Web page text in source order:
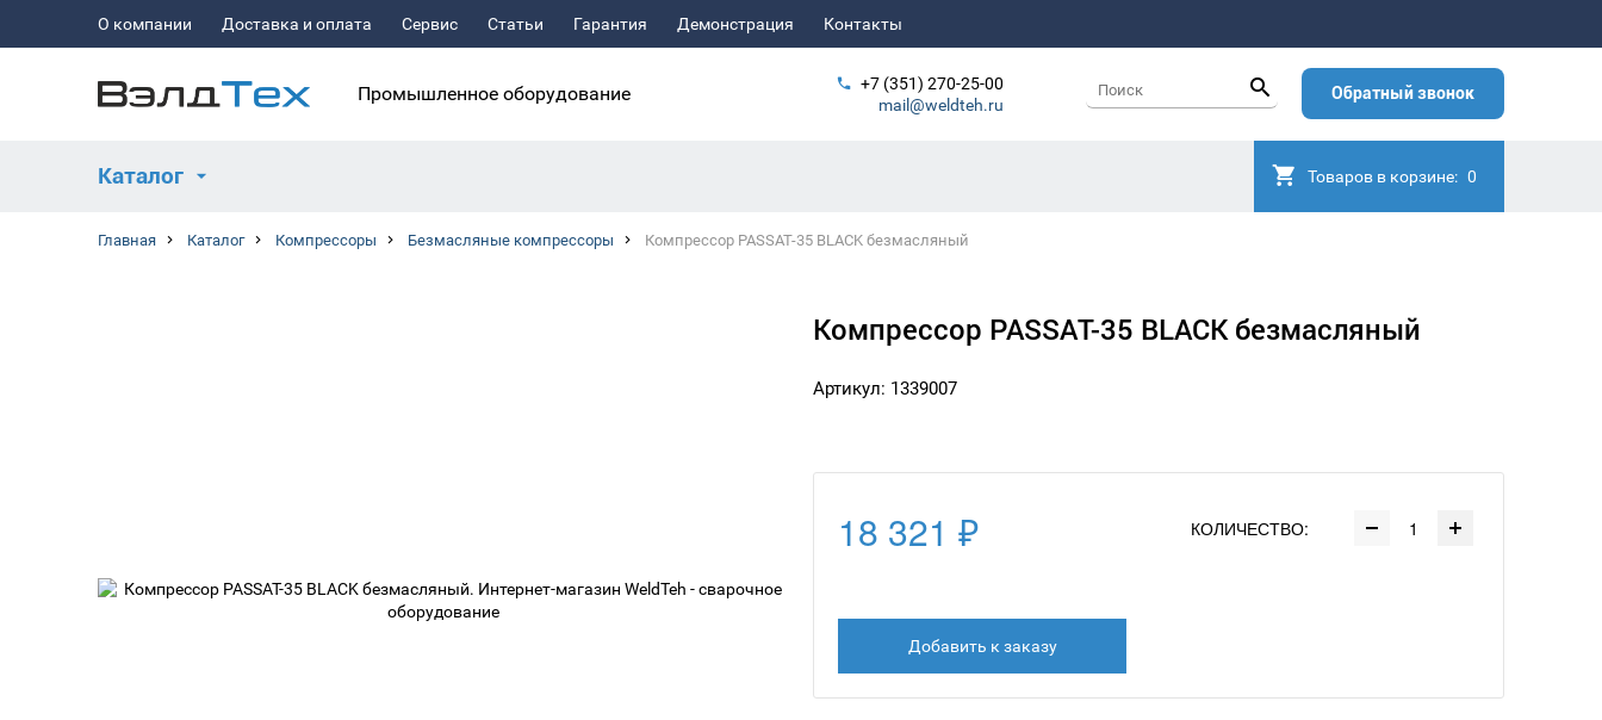
О компании Доставка и оплата Сервис Статьи Гарантия Демонстрация Контакты
Промышленное оборудование
+7 (351) 270-25-00
mail@weldteh.ru
Обратный звонок
Каталог Товаров в корзине: 0
Главная Каталог Компрессоры Безмасляные компрессоры Компрессор PASSAT-35 BLACK безмасляный
Компрессор PASSAT-35 BLACK безмасляный
Артикул: 1339007
18 321 ₽ КОЛИЧЕСТВО:
Добавить к заказу